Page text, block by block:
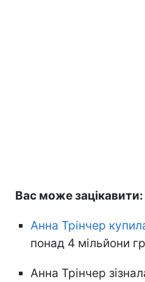
Вас може зацікавити:
Анна Трінчер
понад 4 мільйони
Анна Трінчер